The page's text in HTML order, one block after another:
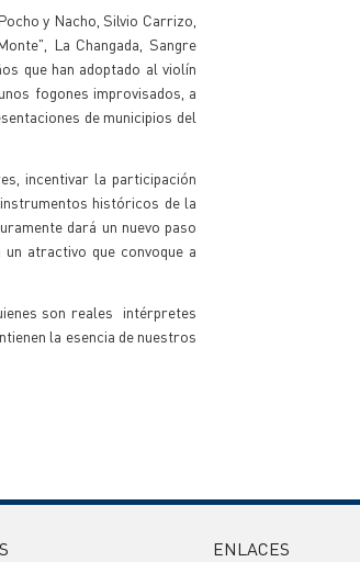
y Nacho, Silvio Carrizo,
La Changada, Sangre
que han adoptado al violín
fogones improvisados, a
de municipios del
incentivar la participación
históricos de la
dará un nuevo paso
atractivo que convoque a
son reales intérpretes
la esencia de nuestros
ENLACES